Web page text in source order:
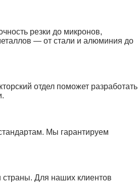
резки до микронов,
— от стали и алюминия до
отдел поможет разработать
Мы гарантируем
Для наших клиентов